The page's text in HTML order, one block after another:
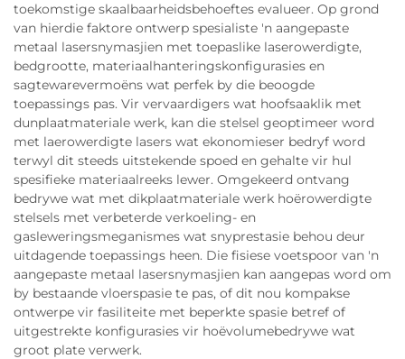
toekomstige skaalbaarheidsbehoeftes evalueer. Op grond
van hierdie faktore ontwerp spesialiste 'n aangepaste
metaal lasersnymasjien met toepaslike laserowerdigte,
bedgrootte, materiaalhanteringskonfigurasies en
sagtewarevermoëns wat perfek by die beoogde
toepassings pas. Vir vervaardigers wat hoofsaaklik met
dunplaatmateriale werk, kan die stelsel geoptimeer word
met laerowerdigte lasers wat ekonomieser bedryf word
terwyl dit steeds uitstekende spoed en gehalte vir hul
spesifieke materiaalreeks lewer. Omgekeerd ontvang
bedrywe wat met dikplaatmateriale werk hoërowerdigte
stelsels met verbeterde verkoeling- en
gasleweringsmeganismes wat snyprestasie behou deur
uitdagende toepassings heen. Die fisiese voetspoor van 'n
aangepaste metaal lasersnymasjien kan aangepas word om
by bestaande vloerspasie te pas, of dit nou kompakse
ontwerpe vir fasiliteite met beperkte spasie betref of
uitgestrekte konfigurasies vir hoëvolumebedrywe wat
groot plate verwerk.